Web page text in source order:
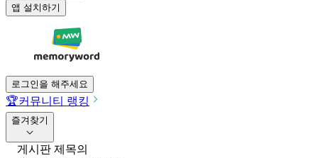
앱 설치하기
로그인을 해주세요
🏆커뮤니티 랭킹
즐겨찾기
게시판 제목의